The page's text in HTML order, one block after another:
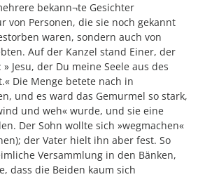
bekann¬te Gesichter
von Personen, die sie noch gekannt
waren, sondern auch von
Auf der Kanzel stand Einer, der
Jesu, der Du meine Seele aus des
Die Menge betete nach in
und es ward das Gemurmel so stark,
und weh« wurde, und sie eine
Der Sohn wollte sich »wegmachen«
der Vater hielt ihn aber fest. So
Versammlung in den Bänken,
dass die Beiden kaum sich